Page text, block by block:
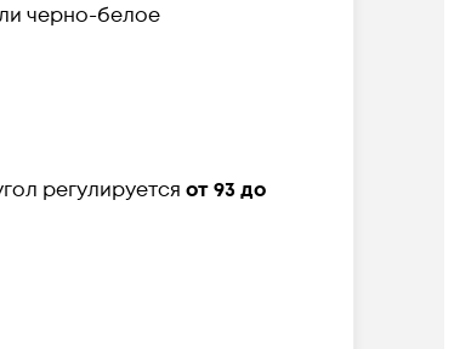
черно-белое
регулируется от 93 до